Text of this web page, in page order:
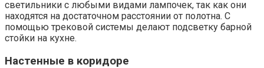
светильники с любыми видами лампочек, так как они
находятся на достаточном расстоянии от полотна. С
помощью трековой системы делают подсветку барной
стойки на кухне.
Настенные в коридоре